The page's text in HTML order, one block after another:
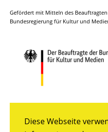
Diese Webseite
Gefördert mit Mitteln des
Bundesregierung für Kultur und